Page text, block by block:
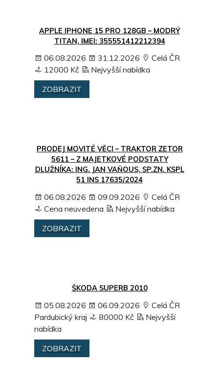
APPLE IPHONE 15 PRO 128GB – MODRÝ
TITAN, IMEI: 355551412212394
06.08.2026 31.12.2026
Celá ČR
12000 Kč
Nejvyšší nabídka
ZOBRAZIT
PRODEJ MOVITÉ VĚCI – TRAKTOR ZETOR
5611 – Z MAJETKOVÉ PODSTATY
DLUŽNÍKA: ING. JAN VAŇOUS, SP.ZN. KSPL
51 INS 17635/2024
06.08.2026 09.09.2026
Celá ČR
Cena neuvedena
Nejvyšší nabídka
ZOBRAZIT
ŠKODA SUPERB 2010
05.08.2026 06.09.2026
Celá ČR
Pardubický kraj
80000 Kč
Nejvyšší
nabídka
ZOBRAZIT